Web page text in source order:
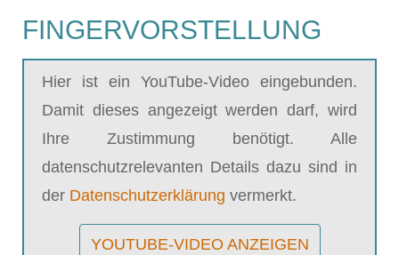
FINGERVORSTELLUNG
Hier ist ein YouTube-Video eingebunden.
Damit dieses angezeigt werden darf, wird
Ihre Zustimmung benötigt. Alle
datenschutzrelevanten Details dazu sind in
der Datenschutzerklärung vermerkt.
YOUTUBE-VIDEO ANZEIGEN